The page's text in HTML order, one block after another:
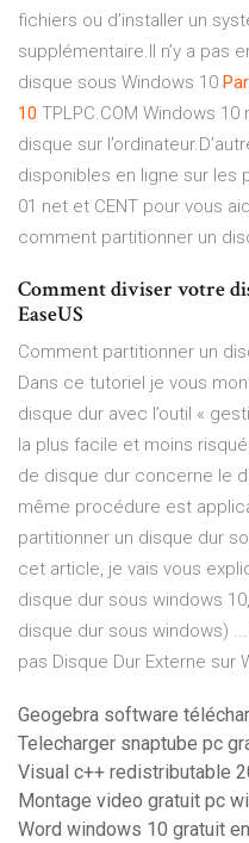
fichiers ou d’installer un
supplémentaire.Il n’y a pas
disque sous Windows 10
10 TPLPC.COM Windows
disque sur
disponibles en ligne sur
01 net et CENT pour vous
comment partitionner un
Comment diviser votre
EaseUS
Comment partitionner un
Dans ce tutoriel je vous
disque dur avec l’outil «
la plus facile et moins
de disque dur concerne le
même procédure est
partitionner un disque dur
cet article, je vais vous
disque dur sous windows
disque dur sous windows)
pas Disque Dur Externe sur
Geogebra software
Telecharger snaptube pc
Visual c++ redistributable
Montage video gratuit pc
Word windows 10 gratuit